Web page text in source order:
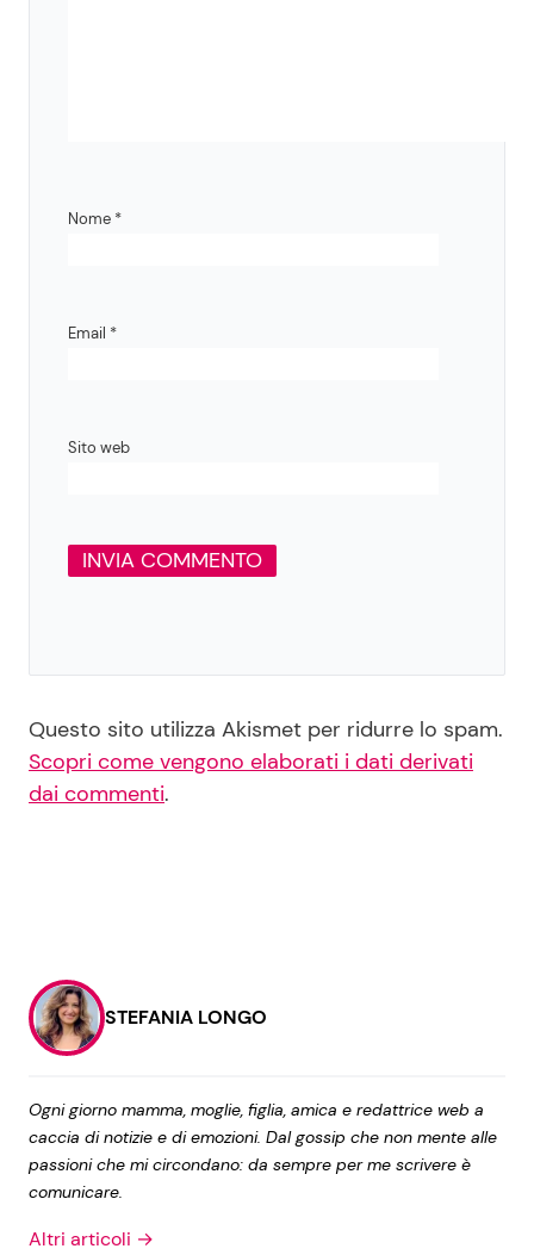
Nome *
Email *
Sito web
Questo sito utilizza Akismet per ridurre lo spam.
Scopri come vengono elaborati i dati derivati
dai commenti.
STEFANIA LONGO
Ogni giorno mamma, moglie, figlia, amica e redattrice web a
caccia di notizie e di emozioni. Dal gossip che non mente alle
passioni che mi circondano: da sempre per me scrivere è
comunicare.
Altri articoli →